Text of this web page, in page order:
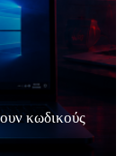
κωδικούς